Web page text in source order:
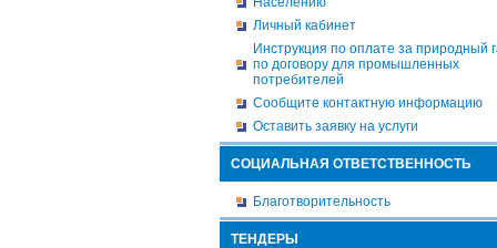
Личный кабинет
Инструкция по оплате за природный
по договору для промышленных
потребителей
Сообщите контактную информацию
Оставить заявку на услуги
СОЦИАЛЬНАЯ ОТВЕТСТВЕННОСТЬ
Благотворительность
ТЕНДЕРЫ